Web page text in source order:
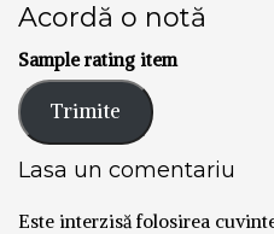
Acordă o notă
Sample rating item
Lasa un comentariu
Este interzisă folosirea